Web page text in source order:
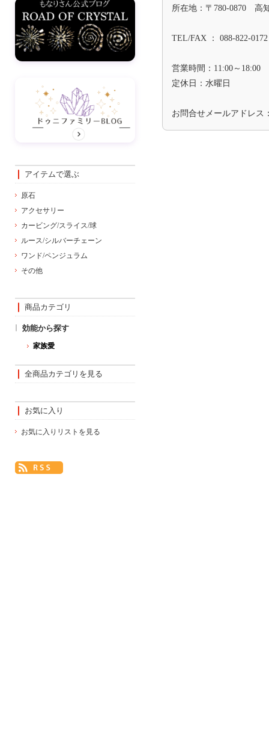
所在地：〒780-0870 高
TEL/FAX ： 088-822-0172
営業時間：11:00～18:00
定休日：水曜日
お問合せメールアドレス
アイテムで選ぶ
原石
アクセサリー
カービング/スライス/球
ルース/シルバーチェーン
ワンド/ペンジュラム
その他
商品カテゴリ
効能から探す
家族愛
全商品カテゴリを見る
お気に入り
お気に入りリストを見る